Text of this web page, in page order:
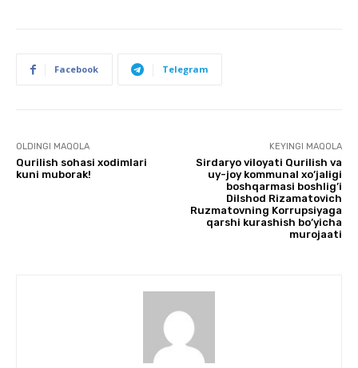
Facebook Telegram
OLDINGI MAQOLA
Qurilish sohasi xodimlari
kuni muborak!
KEYINGI MAQOLA
Sirdaryo viloyati Qurilish va
uy-joy kommunal xo’jaligi
boshqarmasi boshlig’i
Dilshod Rizamatovich
Ruzmatovning Korrupsiyaga
qarshi kurashish bo’yicha
murojaati